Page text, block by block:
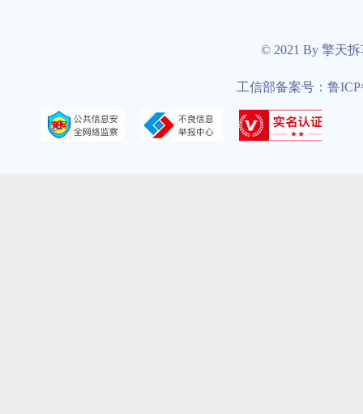
© 2021 By 擎天
工信部备案号：鲁